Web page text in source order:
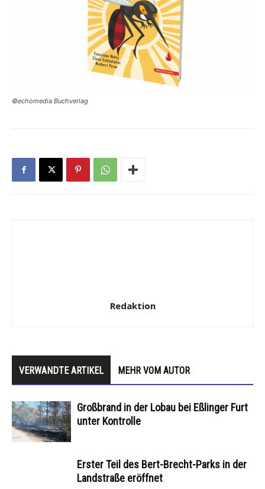
©echomedia Buchverlag
Redaktion
VERWANDTE ARTIKEL MEHR VOM AUTOR
Großbrand in der Lobau bei Eßlinger Furt
unter Kontrolle
Erster Teil des Bert-Brecht-Parks in der
Landstraße eröffnet